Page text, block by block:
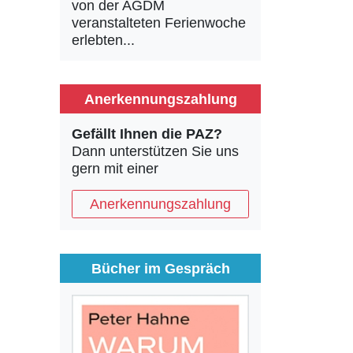
von der AGDM
veranstalteten Ferienwoche
erlebten...
Anerkennungszahlung
Gefällt Ihnen die PAZ?
Dann unterstützen Sie uns
gern mit einer
Anerkennungszahlung
Bücher im Gespräch